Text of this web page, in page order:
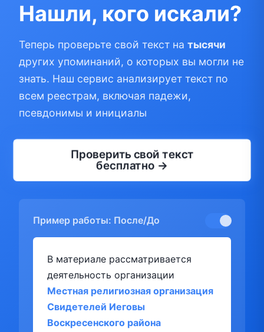
Нашли, кого искали?
Теперь проверьте свой текст на тысячи
других упоминаний, о которых вы могли не
знать. Наш сервис анализирует текст по
всем реестрам, включая падежи,
псевдонимы и инициалы
Проверить свой текст
бесплатно →
Пример работы: После/До
В материале рассматривается
деятельность организации
Местная религиозная организация
Свидетелей Иеговы
Воскресенского района